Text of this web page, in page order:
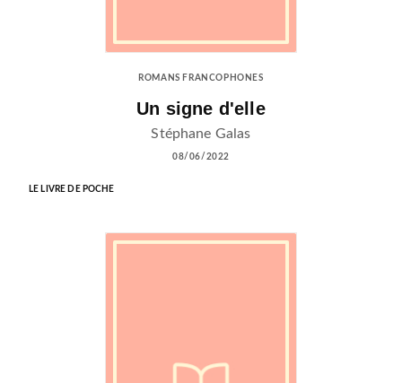
ROMANS FRANCOPHONES
Un signe d'elle
Stéphane Galas
08/06/2022
LE LIVRE DE POCHE